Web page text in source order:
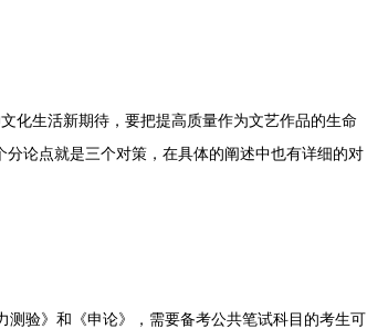
化生活新期待，要把提高质量作为文艺作品的生命
论点就是三个对策，在具体的阐述中也有详细的对
测验》和《申论》，需要备考公共笔试科目的考生可